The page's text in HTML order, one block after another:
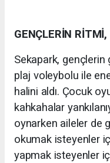
GENÇLERİN
Sekapark, gençlerin
plaj voleybolu ile
halini aldı. Çocuk
kahkahalar
oynarken aileler de
okumak isteyenler
yapmak isteyenler